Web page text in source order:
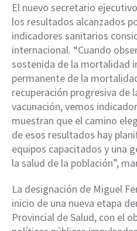
El nuevo secretario
los resultados alcanzados
indicadores sanitarios
internacional. “Cuando
sostenida de la mortalidad
permanente de la
recuperación progresiva de
vacunación, vemos
muestran que el camino
de esos resultados hay
equipos capacitados y una
la salud de la población”,
La designación de Miguel
inicio de una nueva etapa
Provincial de Salud, con el